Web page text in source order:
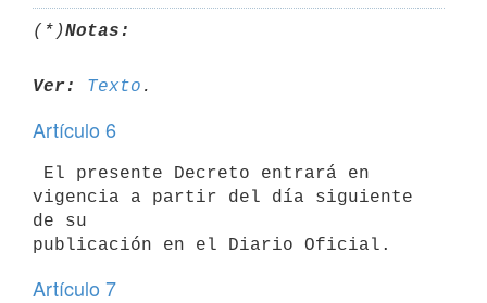
(*)Notas:
Ver: Texto
Artículo 6
vigencia a partir del día siguiente
de su
Artículo 7